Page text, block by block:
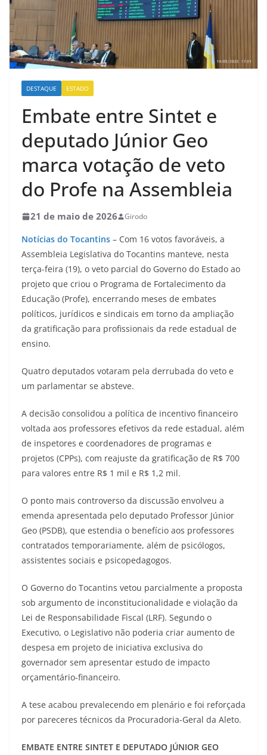
DESTAQUE ESTADO
Embate entre Sintet e
deputado Júnior Geo
marca votação de veto
do Profe na Assembleia
21 de maio de 2026 Girodo
Notícias do Tocantins – Com 16 votos favoráveis, a
Assembleia Legislativa do Tocantins manteve, nesta
terça-feira (19), o veto parcial do Governo do Estado ao
projeto que criou o Programa de Fortalecimento da
Educação (Profe), encerrando meses de embates
políticos, jurídicos e sindicais em torno da ampliação
da gratificação para profissionais da rede estadual de
ensino.
Quatro deputados votaram pela derrubada do veto e
um parlamentar se absteve.
A decisão consolidou a política de incentivo financeiro
voltada aos professores efetivos da rede estadual, além
de inspetores e coordenadores de programas e
projetos (CPPs), com reajuste da gratificação de R$ 700
para valores entre R$ 1 mil e R$ 1,2 mil.
O ponto mais controverso da discussão envolveu a
emenda apresentada pelo deputado Professor Júnior
Geo (PSDB), que estendia o benefício aos professores
contratados temporariamente, além de psicólogos,
assistentes sociais e psicopedagogos.
O Governo do Tocantins vetou parcialmente a proposta
sob argumento de inconstitucionalidade e violação da
Lei de Responsabilidade Fiscal (LRF). Segundo o
Executivo, o Legislativo não poderia criar aumento de
despesa em projeto de iniciativa exclusiva do
governador sem apresentar estudo de impacto
orçamentário-financeiro.
A tese acabou prevalecendo em plenário e foi reforçada
por pareceres técnicos da Procuradoria-Geral da Aleto.
EMBATE ENTRE SINTET E DEPUTADO JÚNIOR GEO